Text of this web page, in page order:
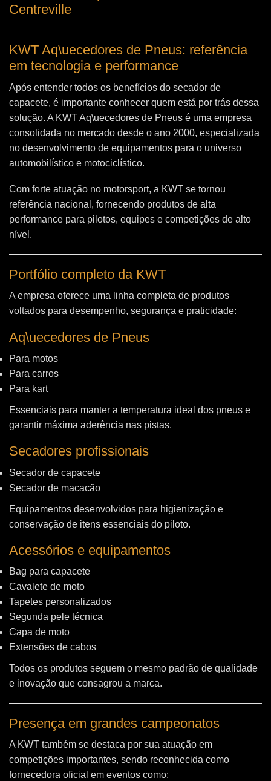
Centreville
KWT Aq\uecedores de Pneus: referência
em tecnologia e performance
Após entender todos os benefícios do secador de
capacete, é importante conhecer quem está por trás dessa
solução. A KWT Aq\uecedores de Pneus é uma empresa
consolidada no mercado desde o ano 2000, especializada
no desenvolvimento de equipamentos para o universo
automobilístico e motociclístico.
Com forte atuação no motorsport, a KWT se tornou
referência nacional, fornecendo produtos de alta
performance para pilotos, equipes e competições de alto
nível.
Portfólio completo da KWT
A empresa oferece uma linha completa de produtos
voltados para desempenho, segurança e praticidade:
Aq\uecedores de Pneus
Para motos
Para carros
Para kart
Essenciais para manter a temperatura ideal dos pneus e
garantir máxima aderência nas pistas.
Secadores profissionais
Secador de capacete
Secador de macacão
Equipamentos desenvolvidos para higienização e
conservação de itens essenciais do piloto.
Acessórios e equipamentos
Bag para capacete
Cavalete de moto
Tapetes personalizados
Segunda pele técnica
Capa de moto
Extensões de cabos
Todos os produtos seguem o mesmo padrão de qualidade
e inovação que consagrou a marca.
Presença em grandes campeonatos
A KWT também se destaca por sua atuação em
competições importantes, sendo reconhecida como
fornecedora oficial em eventos como: